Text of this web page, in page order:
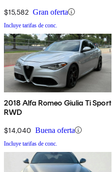
$15,582 Gran oferta
Incluye tarifas de conc.
2018 Alfa Romeo Giulia Ti Sport
RWD
$14,040 Buena oferta
Incluye tarifas de conc.